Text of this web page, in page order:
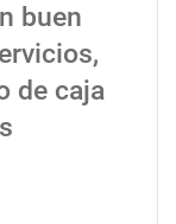
buen
de caja